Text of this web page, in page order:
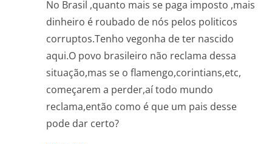
No Brasil ,quanto mais se paga imposto ,mais
dinheiro é roubado de nós pelos politicos
corruptos.Tenho vegonha de ter nascido
aqui.O povo brasileiro não reclama dessa
situação,mas se o flamengo,corintians,etc,
começarem a perder,aí todo mundo
reclama,então como é que um pais desse
pode dar certo?